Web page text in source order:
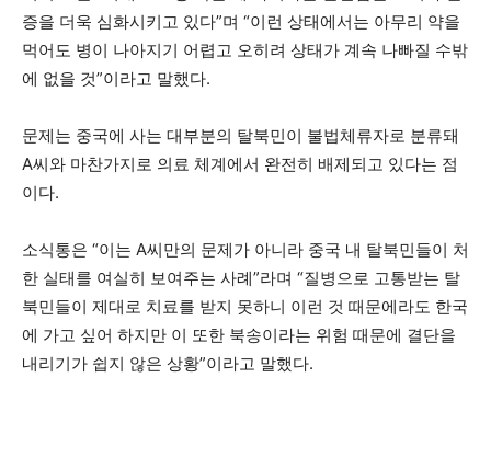
증을 더욱 심화시키고 있다”며 “이런 상태에서는 아무리 약을
먹어도 병이 나아지기 어렵고 오히려 상태가 계속 나빠질 수밖
에 없을 것”이라고 말했다.
문제는 중국에 사는 대부분의 탈북민이 불법체류자로 분류돼
A씨와 마찬가지로 의료 체계에서 완전히 배제되고 있다는 점
이다.
소식통은 “이는 A씨만의 문제가 아니라 중국 내 탈북민들이 처
한 실태를 여실히 보여주는 사례”라며 “질병으로 고통받는 탈
북민들이 제대로 치료를 받지 못하니 이런 것 때문에라도 한국
에 가고 싶어 하지만 이 또한 북송이라는 위험 때문에 결단을
내리기가 쉽지 않은 상황”이라고 말했다.